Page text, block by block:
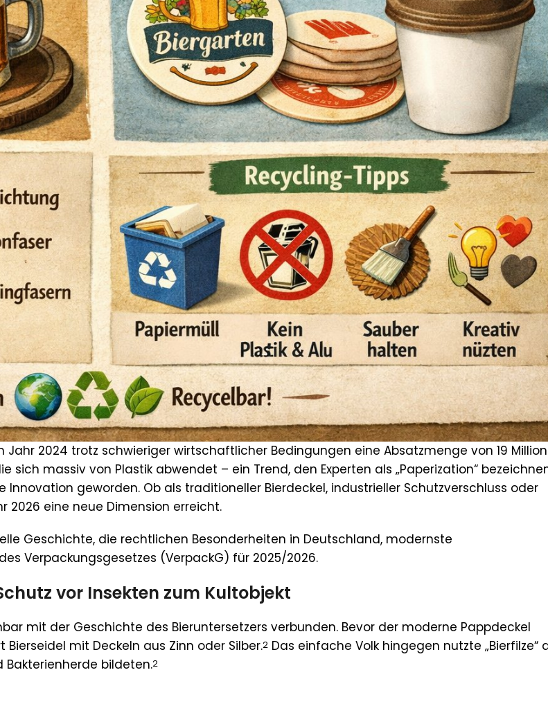
2024 trotz schwieriger wirtschaftlicher Bedingungen eine Absatzmenge von 19
sich massiv von Plastik abwendet – ein Trend, den Experten als „Paperization“
geworden. Ob als traditioneller Bierdeckel, industrieller Schutzverschluss oder
2026 eine neue Dimension erreicht.
Geschichte, die rechtlichen Besonderheiten in Deutschland, modernste
Verpackungsgesetzes (VerpackG) für 2025/2026.
vor Insekten zum Kultobjekt
mit der Geschichte des Bieruntersetzers verbunden. Bevor der moderne Pappdeckel
mit Deckeln aus Zinn oder Silber.2 Das einfache Volk hingegen nutzte „Bierfilze“
bildeten.2